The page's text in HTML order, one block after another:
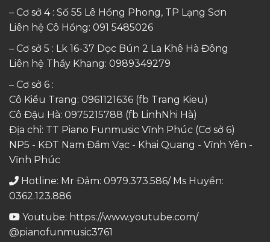
– Cơ sở 4 : Số 55 Lê Hồng Phong, TP Lạng Sơn
Liên hệ Cô Hồng: 091 5485026
– Cơ sở 5 : Lk 16-37 Dọc Bún 2 La Khê Hà Đông
Liên hệ Thầy Khang: 0989349279
– Cơ sở 6 :
Cô Kiều Trang: 0961121636 (fb Trang Kieu)
Cô Đậu Hà: 0975215788 (fb LinhNhi Hà)
Địa chỉ: TT Piano Funmusic Vĩnh Phúc (Cơ sở 6)
NP5 - KĐT Nam Đầm Vạc - Khai Quang - Vĩnh Yên -
Vĩnh Phúc
Hotline: Mr Đảm: 0979.373.586/ Ms Huyền:
0362.123.886
Youtube: https://www.youtube.com/
@pianofunmusic3761